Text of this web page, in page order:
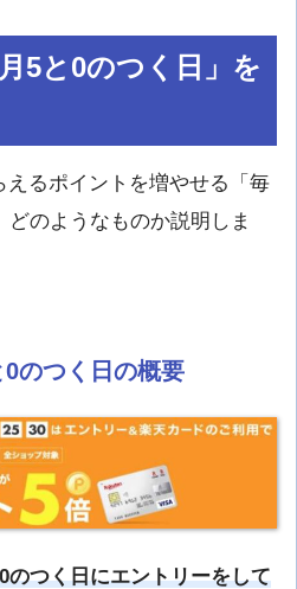
5と0のつく日」を
るポイントを増やせる「毎
どのようなものか説明しま
のつく日の概要
のつく日にエントリーをして